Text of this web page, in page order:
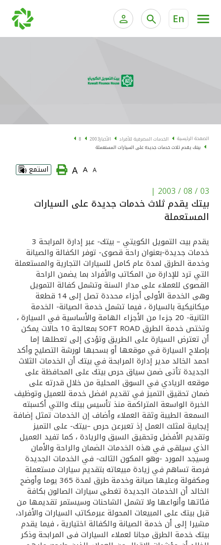
En
الخدمات المصرفية الإلكترونية للشركات
البطاقات
"برامج العملاء"
الاستثمار
القنوات المصرفية
أدوات وخدمات
خدمات ما بعد البيع
اتصل بنا
مواقع الفروع وأجهزة الصرف الآلي
ألمانيا
ماليزيا
تركيا
مصر
المملكة المتحدة
مملكة البحرين
الصفحة الرئيسية الخدمات المصرفية للأفراد الأخبار2003
8
بيتك يقدم ثلاث خدمات جديدة على السيارات المستعملة
A
A
A استمع
03 / 08 / 2003
|
بيتك يقدم ثلاث خدمات جديدة على السيارات
المستعملة
يقدم بيت التمويل الكويتي – بيتك- عبر إدارة المرابحة 3
خدمات جديدة-بعنوان راحة قصوى- توفر الكفالة والصيانة
وخدمة الطرق لمدة عام كامل للسيارات التجارية والمستعملة
التي ترد للإدارة من المكاتب والأفراد بما يضمن الراحة
القصوى للعملاء على مدار السنة وتشمل كفالة التمويل
وهى الخدمة الأولى أجزاء محددة تصل إلى 14 قطعة
ميكانيكية بالسيارة ، فيما تشمل خدمة الصيانة- الخدمة
الثانية- 20 جزءا من الأجزاء الهامة والأساسية في السيارة ،
وتختص خدمة الطرق SOFT ROAD بمعالجة 10 حالات يمكن
أن تعترض السيارة على الطريق وتؤدى إلى تعطلها إما
بإصلاح السيارة في موقعها أو بسحبها لورشة التصليح وأكد
احمد الخالد مدير إدارة المرابحة في بيتك أن الخدمات الثلاث
الجديدة تأتى ضمن سياق حرص بيتك على المحافظة على
موقعه الريادي في السوق المحلية من خلال قدرته على
ضمان تحقيق التميز في تقديم افضل خدمة للعميل وتوظيف
الخبرة الواسعة المتراكمة منذ تأسيس بيتك والتي أكسبته
السمعة الطيبة وثقة العملاء وأضاف إن الخدمات تمثل إضافة
إيجابية لمثلث العمل إذ تعبرعن حرص –بيتك- على التميز
وتقديم الأفضل وتحقيق السبق والريادة ، كما تفيد العميل
الذي سيلقى في هذه الخدمات الضمان والراحة والأمان
وسيجد المورد -وهو المكون الثالث- في الخدمات الجديدة
فرصة تساهم في زيادة مبيعاته بتقديم سيارات مستعملة
ومكفولة وعليها صيانة وخدمة طرق لمدة 365 يوما وأوضح
الخالد أن الخدمات الجديدة تغطى سيارات الصالون بكافة
فئاتها وأنواعها ولا تشمل الشاحنات وسيستمر تقديمها من
قبل بيتك على المبيعات المحولة عبرمكاتب السيارات والأفراد،
مشيرا إلى أن خدمة الصيانة والكفالة اختيارية ، فيما يقدم
بيتك خدمة الطرق مجانا لعملاء السيارات فى المرابحة وذكر